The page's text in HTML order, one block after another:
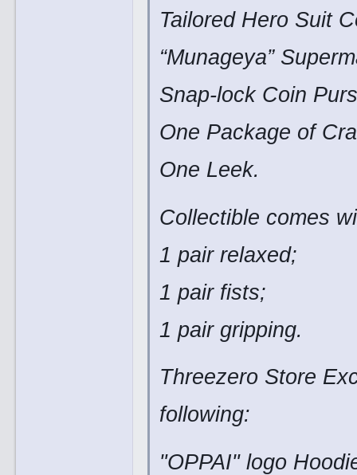
Tailored Hero Suit
“Munageya”
Snap-lock Coin
One Package of
One Leek.
Collectible comes
1 pair relaxed;
1 pair fists;
1 pair gripping.
Threezero Store
following:
"OPPAI" logo